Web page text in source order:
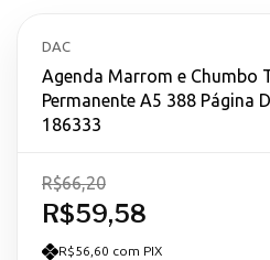
DAC
Agenda Marrom e Chumbo
Permanente A5 388 Página
186333
R$59,58
R$66,20
R$56,60 com PIX